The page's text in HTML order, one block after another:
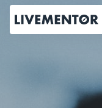
Aller
contenu